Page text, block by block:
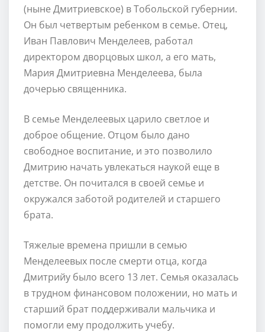
(ныне Дмитриевское) в Тобольской губернии.
Он был четвертым ребенком в семье. Отец,
Иван Павлович Менделеев, работал
директором дворцовых школ, а его мать,
Мария Дмитриевна Менделеева, была
дочерью священника.
В семье Менделеевых царило светлое и
доброе общение. Отцом было дано
свободное воспитание, и это позволило
Дмитрию начать увлекаться наукой еще в
детстве. Он почитался в своей семье и
окружался заботой родителей и старшего
брата.
Тяжелые времена пришли в семью
Менделеевых после смерти отца, когда
Дмитрийу было всего 13 лет. Семья оказалась
в трудном финансовом положении, но мать и
старший брат поддерживали мальчика и
помогли ему продолжить учебу.